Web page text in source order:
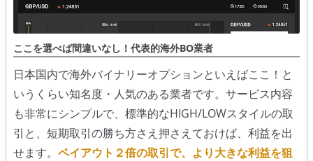
ここを選べば間違いなし！代表的海外BO業者
日本国内で海外バイナリーオプションといえばここ！と
いうくらい知名度・人気のある業者です。サービス内容
も非常にシンプルで、標準的なHIGH/LOWスタイルの取
引と、短期取引の勝ち方さえ押さえておけば、利益を出
せます。 ペイアウト２倍の取引で、より大きな利益を狙